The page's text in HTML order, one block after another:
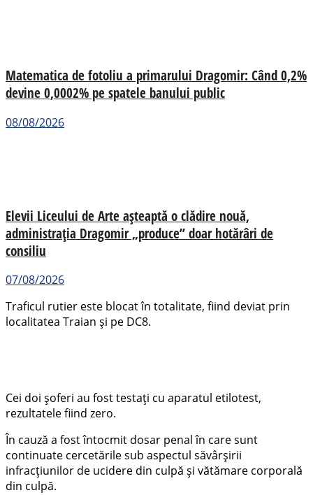
Matematica de fotoliu a primarului Dragomir: Când 0,2%
devine 0,0002% pe spatele banului public
08/08/2026
Elevii Liceului de Arte așteaptă o clădire nouă,
administrația Dragomir „produce” doar hotărâri de
consiliu
07/08/2026
Traficul rutier este blocat în totalitate, fiind deviat prin
localitatea Traian și pe DC8.
Cei doi șoferi au fost testați cu aparatul etilotest,
rezultatele fiind zero.
În cauză a fost întocmit dosar penal în care sunt
continuate cercetările sub aspectul săvârșirii
infracțiunilor de ucidere din culpă și vătămare corporală
din culpă.